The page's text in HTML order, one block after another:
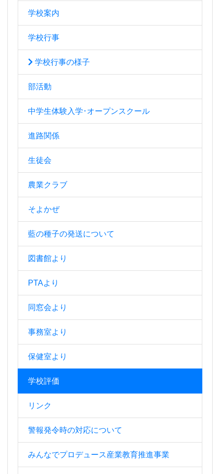
学校案内
学校行事
学校行事の様子
部活動
中学生体験入学･オープンスクール
進路関係
生徒会
農業クラブ
そよかぜ
藍の種子の発送について
図書館より
PTAより
同窓会より
事務室より
保健室より
学校評価
リンク
警報発令時の対応について
みんなでプロデュース産業教育推進事業